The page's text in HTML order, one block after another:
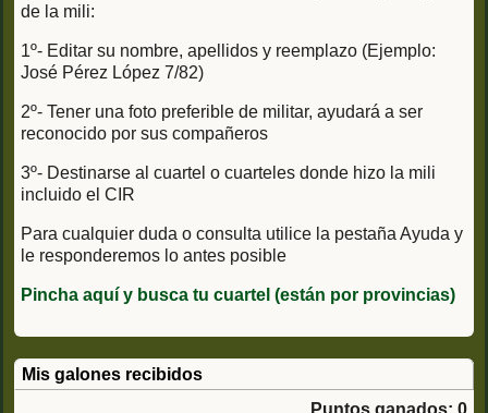
de la mili:
1º- Editar su nombre, apellidos y reemplazo (Ejemplo:
José Pérez López 7/82)
2º- Tener una foto preferible de militar, ayudará a ser
reconocido por sus compañeros
3º- Destinarse al cuartel o cuarteles donde hizo la mili
incluido el CIR
Para cualquier duda o consulta utilice la pestaña Ayuda y
le responderemos lo antes posible
Pincha aquí y busca tu cuartel (están por provincias)
Mis galones recibidos
Puntos ganados: 0